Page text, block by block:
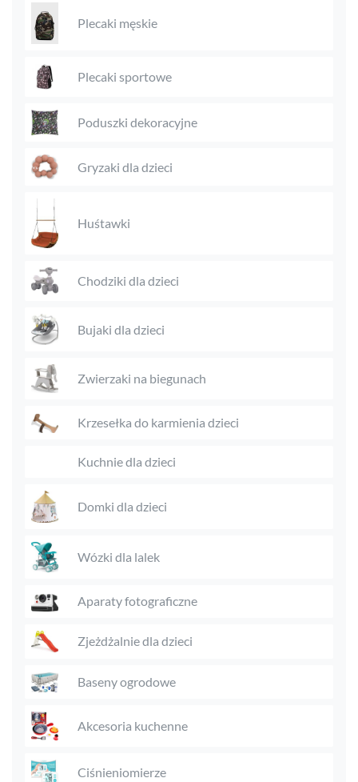
Plecaki męskie
Plecaki sportowe
Poduszki dekoracyjne
Gryzaki dla dzieci
Huśtawki
Chodziki dla dzieci
Bujaki dla dzieci
Zwierzaki na biegunach
Krzesełka do karmienia dzieci
Kuchnie dla dzieci
Domki dla dzieci
Wózki dla lalek
Aparaty fotograficzne
Zjeżdżalnie dla dzieci
Baseny ogrodowe
Akcesoria kuchenne
Ciśnieniomierze